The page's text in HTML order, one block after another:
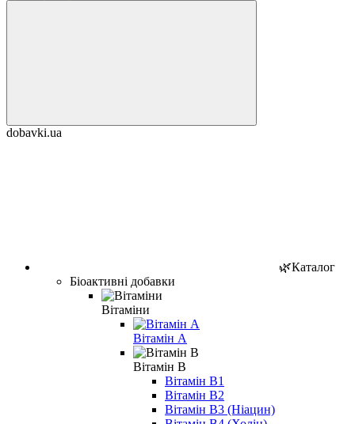
dobavki.ua
🌿Каталог
Біоактивні добавки
Вітаміни
Вітамін A
Вітамін B
Вітамін B1
Вітамін B2
Вітамін B3 (Ніацин)